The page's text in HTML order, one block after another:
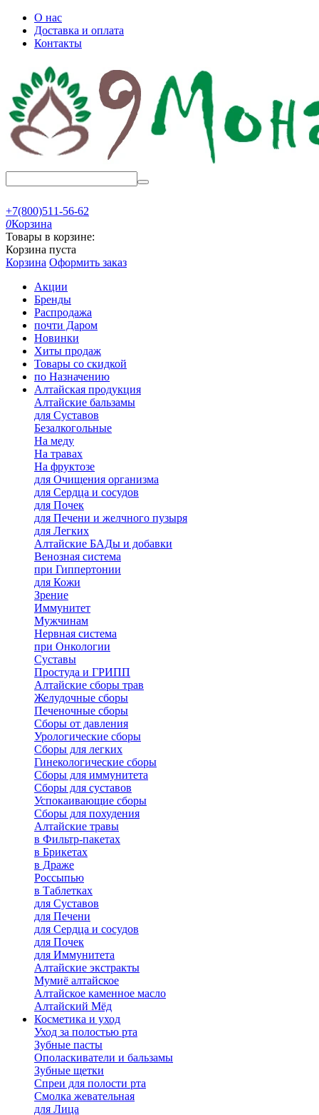
О нас
Доставка и оплата
Контакты
+7(800)511-56-62
0Корзина
Товары в корзине:
Корзина пуста
Корзина Оформить заказ
Акции
Бренды
Распродажа
почти Даром
Новинки
Хиты продаж
Товары со скидкой
по Назначению
Алтайская продукция
Алтайские бальзамы
для Суставов
Безалкогольные
На меду
На травах
На фруктозе
для Очищения организма
для Сердца и сосудов
для Почек
для Печени и желчного пузыря
для Легких
Алтайские БАДы и добавки
Венозная система
при Гиппертонии
для Кожи
Зрение
Иммунитет
Мужчинам
Нервная система
при Онкологии
Суставы
Простуда и ГРИПП
Алтайские сборы трав
Желудочные сборы
Печеночные сборы
Сборы от давления
Урологические сборы
Сборы для легких
Гинекологические сборы
Сборы для иммунитета
Сборы для суставов
Успокаивающие сборы
Сборы для похудения
Алтайские травы
в Фильтр-пакетах
в Брикетах
в Драже
Россыпью
в Таблетках
для Cуставов
для Печени
для Сердца и сосудов
для Почек
для Иммунитета
Алтайские экстракты
Мумиё алтайское
Алтайское каменное масло
Алтайский Мёд
Косметика и уход
Уход за полостью рта
Зубные пасты
Ополаскиватели и бальзамы
Зубные щетки
Спреи для полости рта
Смолка жевательная
для Лица